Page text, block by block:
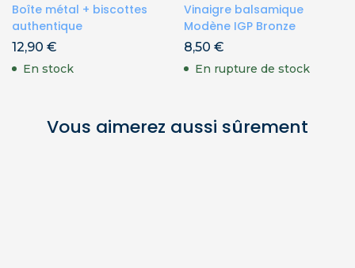
Boîte métal + biscottes
authentique
12,90 €
En stock
Vinaigre balsamique
Modène IGP Bronze
8,50 €
En rupture de stock
Vous aimerez aussi sûrement